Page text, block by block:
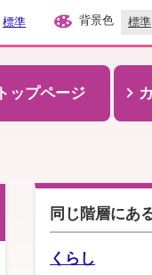
標準 背景色 標準
トップページ
同じ階層にあ
くらし